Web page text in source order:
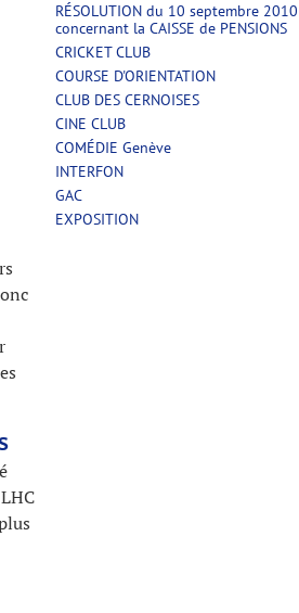
RÉSOLUTION du 10 septembre 2010
concernant la CAISSE de PENSIONS
CRICKET CLUB
COURSE D'ORIENTATION
CLUB DES CERNOISES
CINE CLUB
COMÉDIE Genève
INTERFON
GAC
EXPOSITION